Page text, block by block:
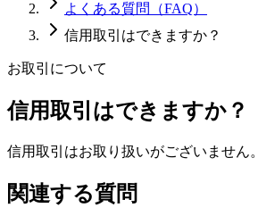
よくある質問（FAQ）
信用取引はできますか？
お取引について
信用取引はできますか？
信用取引はお取り扱いがございません。
関連する質問